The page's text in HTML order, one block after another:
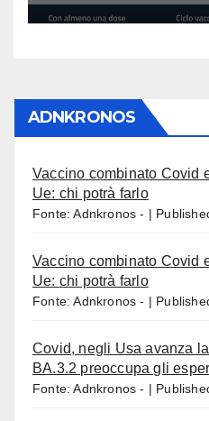
ADNKRONOS
Vaccino combinato Covid
Ue: chi potrà farlo
Fonte: Adnkronos -
Vaccino combinato Covid
Ue: chi potrà farlo
Fonte: Adnkronos -
Covid, negli Usa avanza
BA.3.2 preoccupa gli
Fonte: Adnkronos -